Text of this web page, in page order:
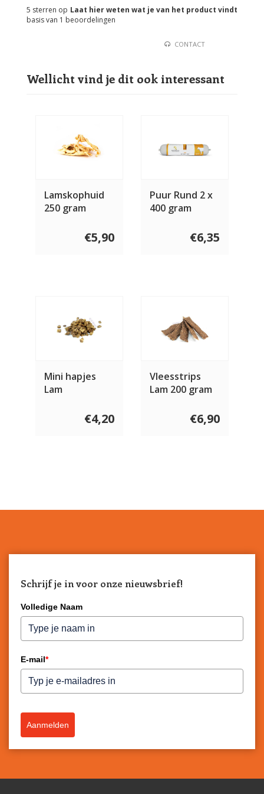
Laat hier weten wat je van het product vindt
5 sterren op
basis van 1 beoordelingen
CONTACT
Wellicht vind je dit ook interessant
Lamskophuid
250 gram
€5,90
Puur Rund 2 x
400 gram
€6,35
Mini hapjes
Lam
€4,20
Vleesstrips
Lam 200 gram
€6,90
Schrijf je in voor onze nieuwsbrief!
Volledige Naam
E-mail*
Aanmelden